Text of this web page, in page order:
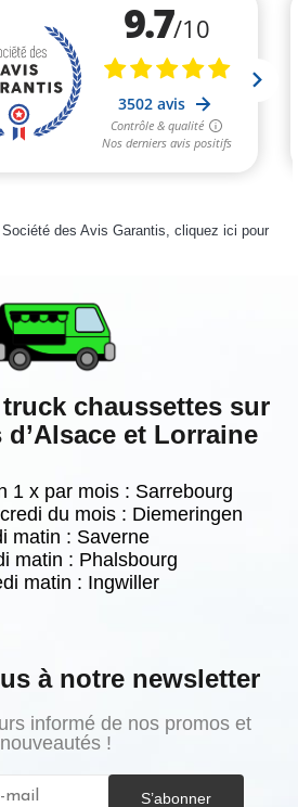
(30 avis)
(5 avis)
des Avis Garantis, cliquez ici pour
chaussettes sur
et Lorraine
1 x par mois : Sarrebourg
du mois : Diemeringen
matin : Saverne
matin : Phalsbourg
matin : Ingwiller
à notre newsletter
informé de nos promos et
nouveautés !
S’abonner